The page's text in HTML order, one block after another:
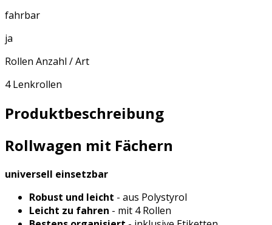
fahrbar
ja
Rollen Anzahl / Art
4 Lenkrollen
Produktbeschreibung
Rollwagen mit Fächern
universell einsetzbar
Robust und leicht - aus Polystyrol
Leicht zu fahren - mit 4 Rollen